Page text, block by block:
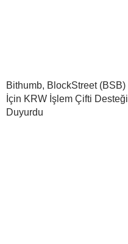
Bithumb, BlockStreet (BSB)
İçin KRW İşlem Çifti Desteği
Duyurdu